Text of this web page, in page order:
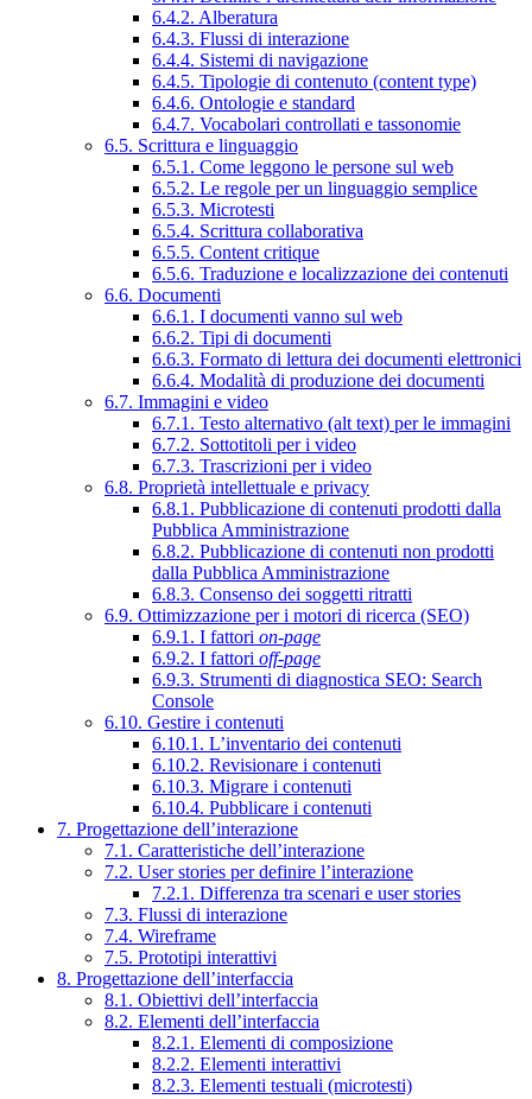
6.4.2. Alberatura
6.4.3. Flussi di interazione
6.4.4. Sistemi di navigazione
6.4.5. Tipologie di contenuto (content type)
6.4.6. Ontologie e standard
6.4.7. Vocabolari controllati e tassonomie
6.5. Scrittura e linguaggio
6.5.1. Come leggono le persone sul web
6.5.2. Le regole per un linguaggio semplice
6.5.3. Microtesti
6.5.4. Scrittura collaborativa
6.5.5. Content critique
6.5.6. Traduzione e localizzazione dei contenuti
6.6. Documenti
6.6.1. I documenti vanno sul web
6.6.2. Tipi di documenti
6.6.3. Formato di lettura dei documenti elettronici
6.6.4. Modalità di produzione dei documenti
6.7. Immagini e video
6.7.1. Testo alternativo (alt text) per le immagini
6.7.2. Sottotitoli per i video
6.7.3. Trascrizioni per i video
6.8. Proprietà intellettuale e privacy
6.8.1. Pubblicazione di contenuti prodotti dalla
Pubblica Amministrazione
6.8.2. Pubblicazione di contenuti non prodotti
dalla Pubblica Amministrazione
6.8.3. Consenso dei soggetti ritratti
6.9. Ottimizzazione per i motori di ricerca (SEO)
6.9.1. I fattori on-page
6.9.2. I fattori off-page
6.9.3. Strumenti di diagnostica SEO: Search
Console
6.10. Gestire i contenuti
6.10.1. L’inventario dei contenuti
6.10.2. Revisionare i contenuti
6.10.3. Migrare i contenuti
6.10.4. Pubblicare i contenuti
7. Progettazione dell’interazione
7.1. Caratteristiche dell’interazione
7.2. User stories per definire l’interazione
7.2.1. Differenza tra scenari e user stories
7.3. Flussi di interazione
7.4. Wireframe
7.5. Prototipi interattivi
8. Progettazione dell’interfaccia
8.1. Obiettivi dell’interfaccia
8.2. Elementi dell’interfaccia
8.2.1. Elementi di composizione
8.2.2. Elementi interattivi
8.2.3. Elementi testuali (microtesti)